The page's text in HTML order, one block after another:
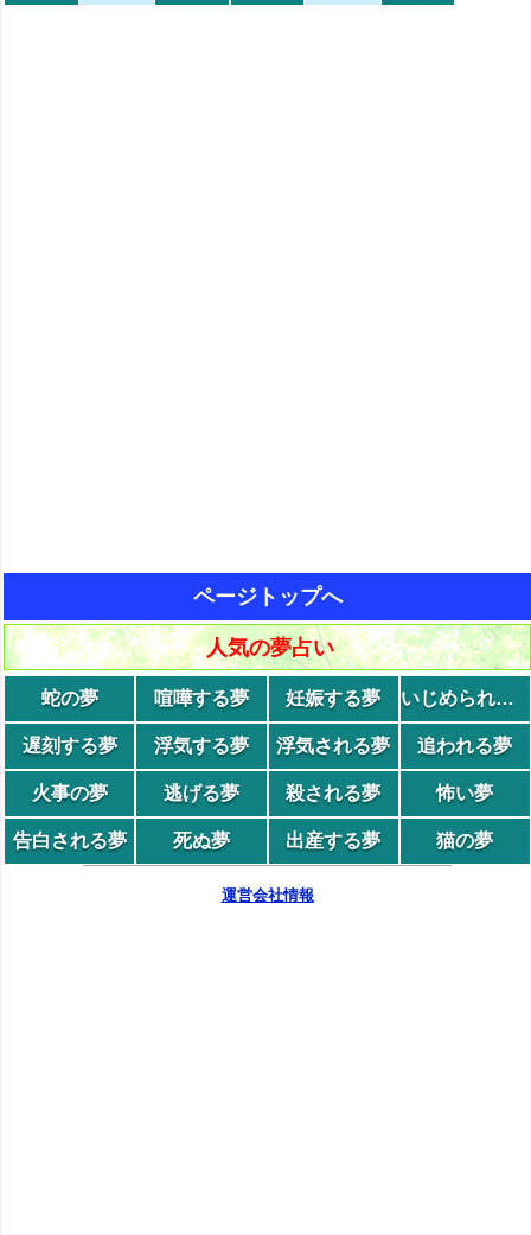
ページトップへ
人気の夢占い
蛇の夢 喧嘩する夢 妊娠する夢 いじめられる夢
遅刻する夢 浮気する夢 浮気される夢 追われる夢
火事の夢 逃げる夢 殺される夢 怖い夢
告白される夢 死ぬ夢 出産する夢 猫の夢
運営会社情報